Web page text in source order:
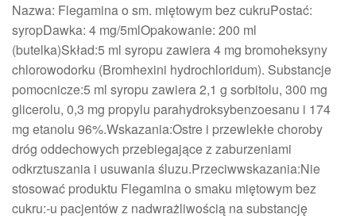
Nazwa: Flegamina o sm. miętowym bez cukruPostać:
syropDawka: 4 mg/5mlOpakowanie: 200 ml
(butelka)Skład:5 ml syropu zawiera 4 mg bromoheksyny
chlorowodorku (Bromhexini hydrochloridum). Substancje
pomocnicze:5 ml syropu zawiera 2,1 g sorbitolu, 300 mg
glicerolu, 0,3 mg propylu parahydroksybenzoesanu i 174
mg etanolu 96%.Wskazania:Ostre i przewlekłe choroby
dróg oddechowych przebiegające z zaburzeniami
odkrztuszania i usuwania śluzu.Przeciwwskazania:Nie
stosować produktu Flegamina o smaku miętowym bez
cukru:-u pacjentów z nadwrażliwością na substancję